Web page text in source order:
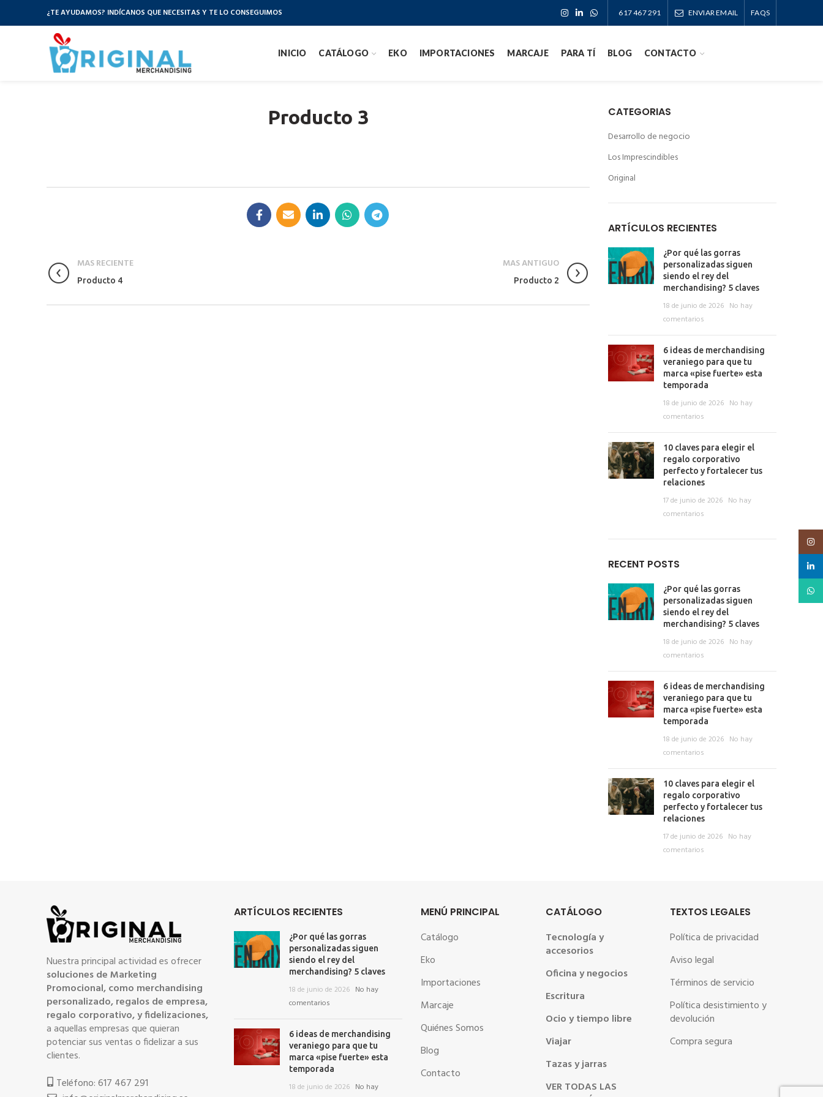
¿TE AYUDAMOS? INDÍCANOS QUE NECESITAS Y TE LO CONSEGUIMOS 617 467 291 ENVIAR EMAIL FAQS
INICIO CATÁLOGO EKO IMPORTACIONES MARCAJE PARA TÍ BLOG CONTACTO
Producto 3
MAS RECIENTE
Producto 4
MAS ANTIGUO
Producto 2
CATEGORIAS
Desarrollo de negocio
Los Imprescindibles
Original
ARTÍCULOS RECIENTES
¿Por qué las gorras
personalizadas siguen
siendo el rey del
merchandising? 5 claves
18 de junio de 2026 No hay
comentarios
6 ideas de merchandising
veraniego para que tu
marca «pise fuerte» esta
temporada
18 de junio de 2026 No hay
comentarios
10 claves para elegir el
regalo corporativo
perfecto y fortalecer tus
relaciones
17 de junio de 2026 No hay
comentarios
RECENT POSTS
¿Por qué las gorras
personalizadas siguen
siendo el rey del
merchandising? 5 claves
18 de junio de 2026 No hay
comentarios
6 ideas de merchandising
veraniego para que tu
marca «pise fuerte» esta
temporada
18 de junio de 2026 No hay
comentarios
10 claves para elegir el
regalo corporativo
perfecto y fortalecer tus
relaciones
17 de junio de 2026 No hay
comentarios
Nuestra principal actividad es ofrecer
soluciones de Marketing
Promocional, como merchandising
personalizado, regalos de empresa,
regalo corporativo, y fidelizaciones,
a aquellas empresas que quieran
potenciar sus ventas o fidelizar a sus
clientes.
Teléfono: 617 467 291
ARTÍCULOS RECIENTES
¿Por qué las gorras
personalizadas siguen
siendo el rey del
merchandising? 5 claves
18 de junio de 2026 No hay
comentarios
6 ideas de merchandising
veraniego para que tu
marca «pise fuerte» esta
temporada
18 de junio de 2026 No hay
MENÚ PRINCIPAL
Catálogo
Eko
Importaciones
Marcaje
Quiénes Somos
Blog
Contacto
CATÁLOGO
Tecnología y
accesorios
Oficina y negocios
Escritura
Ocio y tiempo libre
Viajar
Tazas y jarras
VER TODAS LAS
TEXTOS LEGALES
Política de privacidad
Aviso legal
Términos de servicio
Política desistimiento y
devolución
Compra segura